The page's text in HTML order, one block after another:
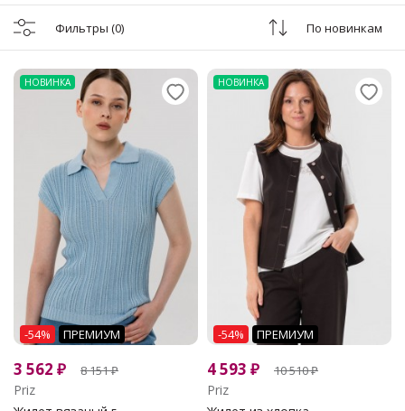
Фильтры (0) По новинкам
НОВИНКА
-54% ПРЕМИУМ
3 562 ₽ 8 151₽
Priz
НОВИНКА
-54% ПРЕМИУМ
4 593 ₽ 10 510₽
Priz